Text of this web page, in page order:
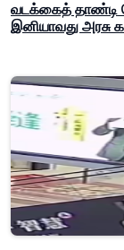
வடக்கைத் தாண்டி
இனியாவது அரசு